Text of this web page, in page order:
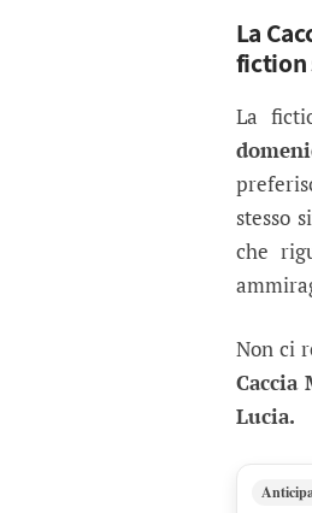
La
fiction
La
stesso
che
Non ci
Caccia
Lucia.